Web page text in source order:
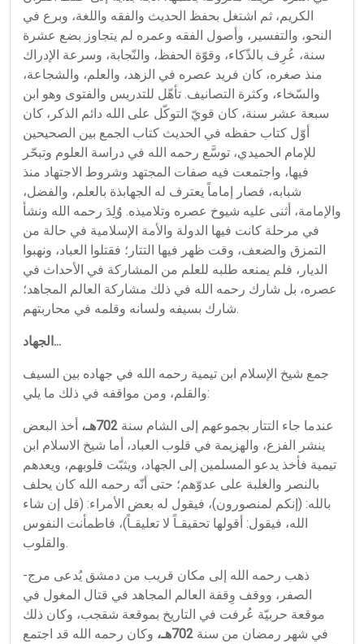
الكريم، ثم اشتغل بحفظ الحديث والفقه واللغة، وبرع في
النحو، والتفسير، وأصول الفقه وعمره لم يتجاوز بضع عشرة
سنة، عُرِف بالذّكاء، وقوّة الحفظ، والنّجابة، وسرعة الإدراك
منذ صغره، كان فريد عصره في الزهد، والعلم، والشجاعة،
والسّخاء، وكثرة التصانيف. تأهّل للتدريس والفتوى وهو ابن
سبعة عشر سنة، كان قويّ التوكّل على الله دائم الذكر، كان
أوّل كتاب حفظه في الحديث كتاب الجمع بين الصحيحين
للإمام الحميدي، توسَّع رحمه الله في دراسة العلوم وتبحّر
فيها، واجتمعت فيه صفات المجتهد وشروط الاجتهاد منذ
شبابه، فصار إماماً يعترف له الجهابذة بالعلم، والفضل،
والإمامة، أثنى عليه شيوخ عصره وتلاميذه. وُلِدَ رحمه الله ونشأ
في مرحلة كانت فيها الدولة والأمة الإسلامية في حالة من
التمزق والضعف، وقت ظهر فيها التتار؛ فقتلوا العباد، ونهبوا
الديار، فلم يمنعه طلبه للعلم من المشاركة في الأحداث في
عصره، بل شارك رحمه الله في ذلك مشاركة العالم المجاهد؛
شارك بسيفه ولسانه وقلمه في محاربتهم.
الجهاد...
جمع شيخ الإسلام ابن تيمية رحمه الله في جهاده بين السيف
والقلم، ومن مواقفه في ذلك ما يلي:
عندما جاء التتار بجموعهم إلى الشام سنة 702هـ،
أخذ البعض
ينشر الفزع، والهزيمة في قلوب العباد، أما شيخ الاسلام ابن
تيمية فأخذ يدعو المسلمين إلى الجهاد، ويثبّت قلوبهم، ويعدهم
بالنصر والغلبة على عدوّهم؛ حتى أنّه رحمه الله كان يحلف
بالله: (إنكم لمنصورون)، فيقول له بعض الأمراء: (قل إن شاء
الله، فيقول: أقولها تحقيقـاً لا تعليقـاً)، فاطمأنت النفوس
والقلوب.
-ذهب رحمه الله إلى مكان قريب من دمشق يُدعى مرج
الصفر، ووقف وِقفة العالم المجاهد في قتال المغول في
موقعة حربيّة عُرفت في التاريخ بموقعة شقجب، وكان ذلك
في شهر رمضان من سنة 702هـ،
وكان رحمه الله قد اجتمع